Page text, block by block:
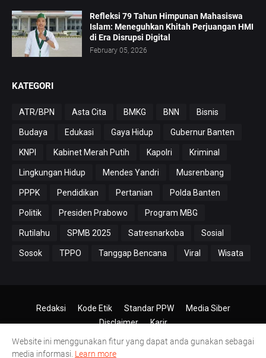
Refleksi 79 Tahun Himpunan Mahasiswa
Islam: Meneguhkan Khitah Perjuangan HMI
di Era Disrupsi Digital
February 05, 2026
KATEGORI
ATR/BPN Asta Cita BMKG BNN Bisnis
Budaya Edukasi Gaya Hidup Gubernur Banten
KNPI Kabinet Merah Putih Kapolri Kriminal
Lingkungan Hidup Mendes Yandri Musrenbang
PPPK Pendidikan Pertanian Polda Banten
Politik Presiden Prabowo Program MBG
Rutilahu SPMB 2025 Satresnarkoba Sosial
Sosok TPPO Tanggap Bencana Viral Wisata
© 2024-2026PT.Antero Inti Media
Redaksi Kode Etik Standar PPW
Media Siber
Disclaimer
Karir
Website ini menggunakan fitur yang dapat anda gunakan sebagai
media informasi. Learn more